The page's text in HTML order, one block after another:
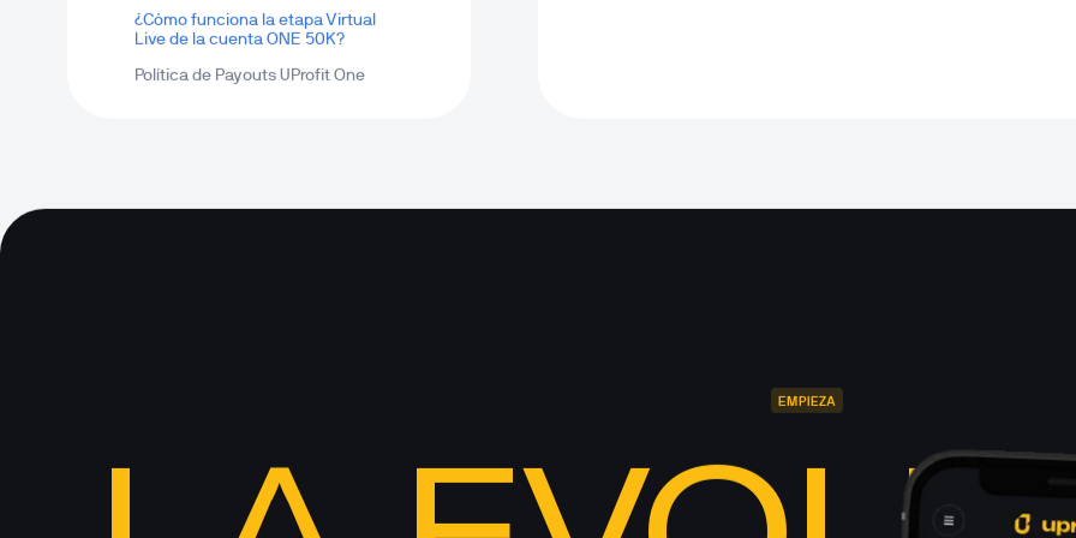
¿Cómo funciona la etapa Virtual
Live de la cuenta ONE 50K?
Política de Payouts UProfit One
EMPIEZA